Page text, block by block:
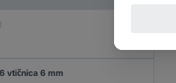
vtičnica 6 mm